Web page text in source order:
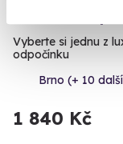
Vyberte si jednu z
odpočínku
Brno (+ 10
1 840 Kč